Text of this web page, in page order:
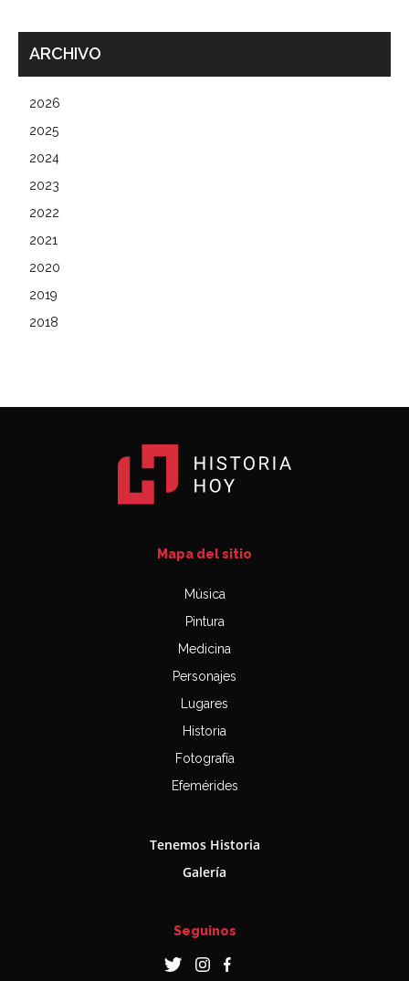
ARCHIVO
2026
2025
2024
2023
2022
2021
2020
2019
2018
Mapa del sitio
Música
Pintura
Medicina
Personajes
Lugares
Historia
Fotografía
Efemérides
Tenemos Historia
Galería
Seguinos